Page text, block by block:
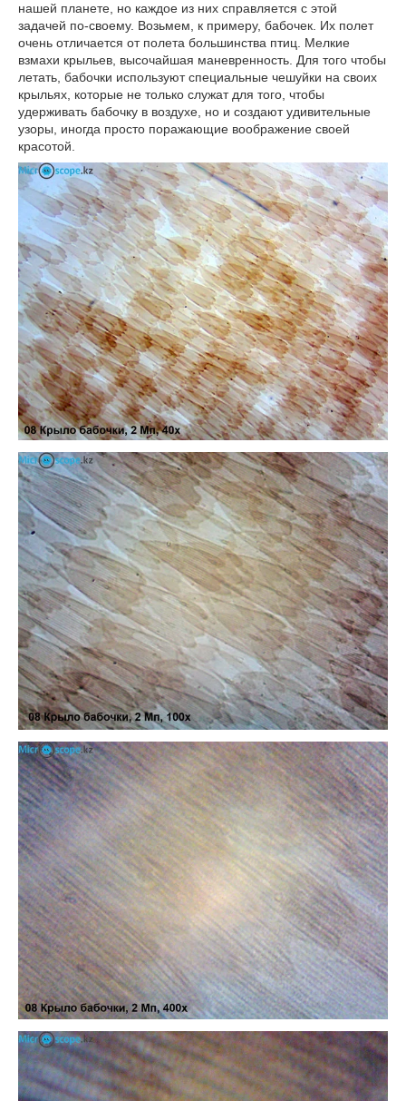
нашей планете, но каждое из них справляется с этой
задачей по-своему. Возьмем, к примеру, бабочек. Их полет
очень отличается от полета большинства птиц. Мелкие
взмахи крыльев, высочайшая маневренность. Для того чтобы
летать, бабочки используют специальные чешуйки на своих
крыльях, которые не только служат для того, чтобы
удерживать бабочку в воздухе, но и создают удивительные
узоры, иногда просто поражающие воображение своей
красотой.